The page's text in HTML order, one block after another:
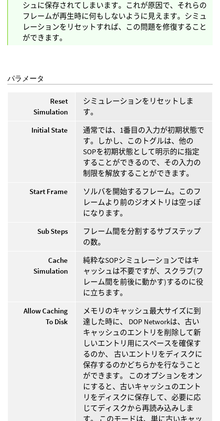
シュに保存されてしまいます。これが原因で、それらの
フレームが再生時に何もしないように見えます。シミュ
レーションをリセットすれば、この問題を修復すること
ができます。
パラメータ
Reset
Simulation
シミュレーションをリセットしま
す。
Initial State
通常では、1番目の入力が初期状態で
す。しかし、このトグルは、他の
SOPを初期状態として明示的に指定
することができるので、その入力の
制限を解放することができます。
Start Frame
ソルバを開始するフレーム。このフ
レームより前のジオメトリは空っぽ
になります。
Sub Steps
フレーム間を分割するサブステップ
の数。
Cache
Simulation
純粋なSOPシミュレーションではキ
ャッシュは不要ですが、スクラブ(フ
レーム間を前後に動かす)するのに役
に立ちます。
Allow Caching
To Disk
メモリのキャッシュ最大サイズに到
達した時に、 DOP Networkは、古い
キャッシュのエントリを削除して新
しいエントリ用にスペースを確保す
るのか、 古いエントリをディスクに
保存するのかどちらかを行なうこと
ができます。 このオプションをオン
にすると、古いキャッシュのエント
リをディスクに保存して、必要に応
じてディスクから再読み込みしま
す。 このモードは、単に古いキャッ